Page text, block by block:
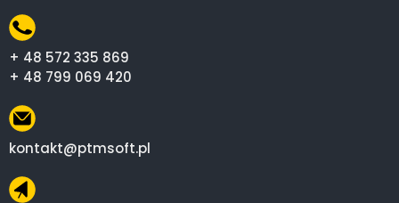
+ 48 572 335 869
+ 48 799 069 420
kontakt@ptmsoft.pl